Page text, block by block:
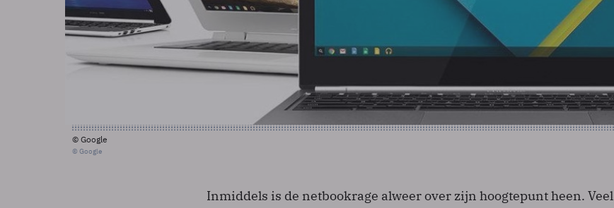
© Google
© Google
Inmiddels is de netbookrage alweer over zijn hoogtepunt heen. Veel